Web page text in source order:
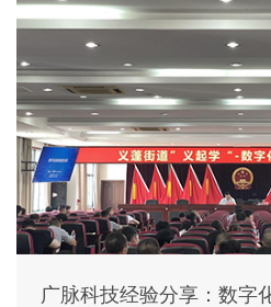
广脉科技经验分享：数字